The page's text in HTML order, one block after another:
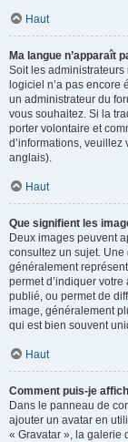
Haut
Ma langue n’apparaît
Soit les administrateurs
logiciel n’a pas
un administrateur du
vous souhaitez. Si la
porter volontaire et
d’informations, veuillez
anglais).
Haut
Que signifient les
Deux images peuvent
consultez un sujet. Une
généralement
permet d’indiquer
publié, ou permet de
image, généralement
qui est bien souvent
Haut
Comment puis-je
Dans le panneau de
ajouter un avatar en
« Gravatar », la galerie